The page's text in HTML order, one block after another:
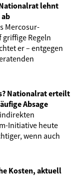
lehnt
Mercosur-
griffige Regeln
er – entgegen
Nationalrat erteilt
Absage
Initiative heute
wenn auch
Kosten, aktuell